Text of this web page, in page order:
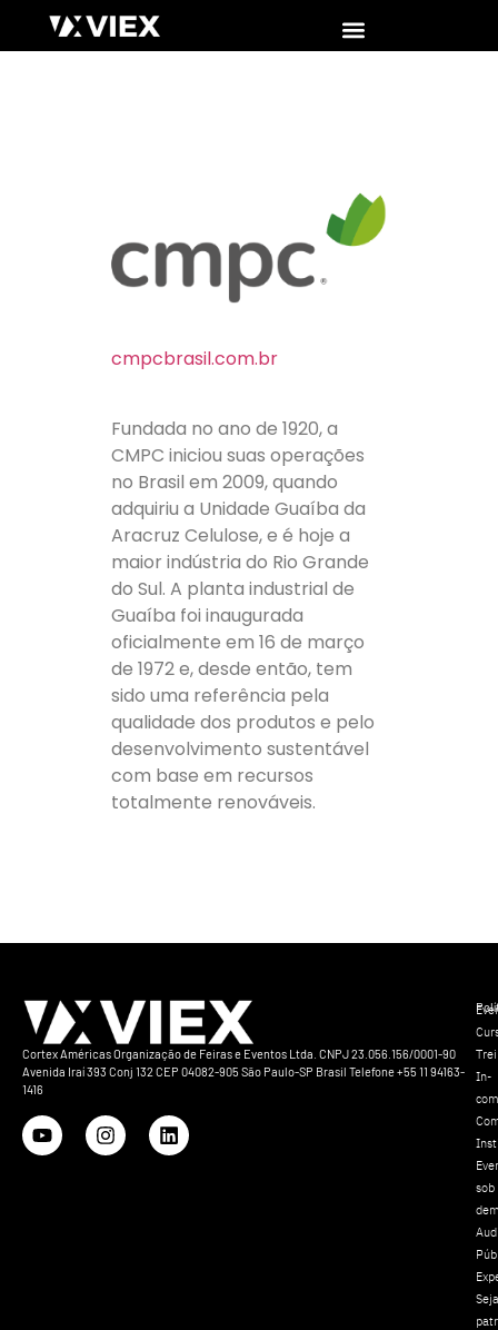
cmpcbrasil.com.br
Fundada no ano de 1920, a
CMPC iniciou suas operações
no Brasil em 2009, quando
adquiriu a Unidade Guaíba da
Aracruz Celulose, e é hoje a
maior indústria do Rio Grande
do Sul. A planta industrial de
Guaíba foi inaugurada
oficialmente em 16 de março
de 1972 e, desde então, tem
sido uma referência pela
qualidade dos produtos e pelo
desenvolvimento sustentável
com base em recursos
totalmente renováveis.
Cortex Américas Organização de Feiras e Eventos Ltda. CNPJ 23.056.156/0001-90
Avenida Iraí 393 Conj 132 CEP 04082-905 São Paulo-SP Brasil Telefone +55 11 94163-
1416
In-
sob